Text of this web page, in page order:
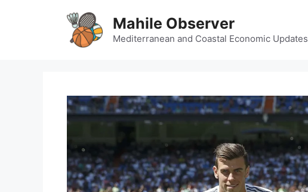
Mahile Observer
Mediterranean and Coastal Economic Updates